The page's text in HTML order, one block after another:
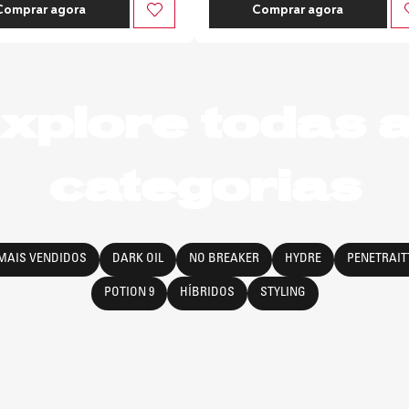
agora Comprar agora
VENDIDOS DARK OIL NO BREAKER HYDRE
POTION 9 HÍBRIDOS STYLING